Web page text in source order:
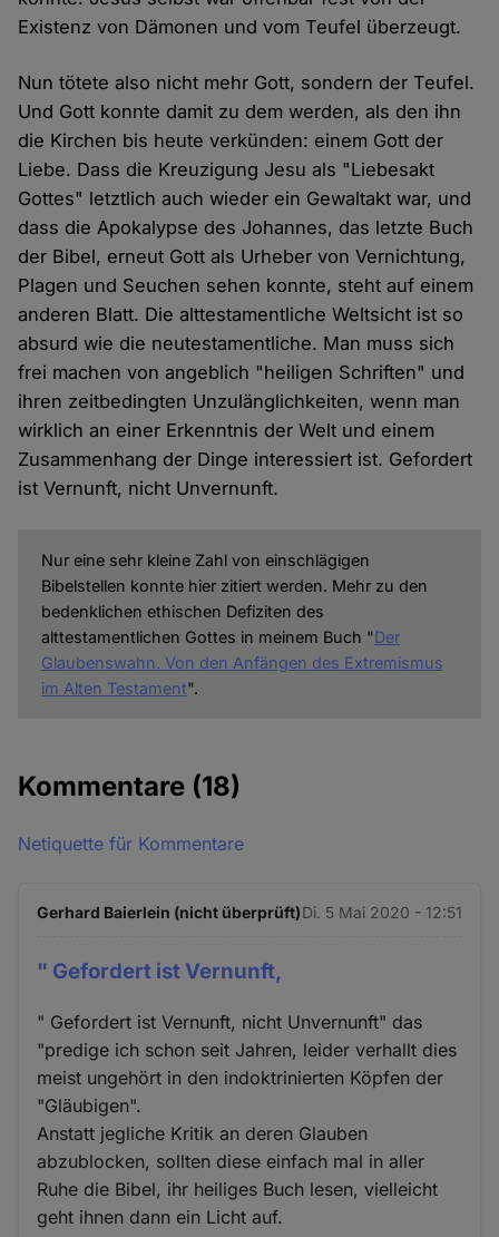
Existenz von Dämonen und vom Teufel überzeugt.
Nun tötete also nicht mehr Gott, sondern der Teufel.
Und Gott konnte damit zu dem werden, als den ihn
die Kirchen bis heute verkünden: einem Gott der
Liebe. Dass die Kreuzigung Jesu als "Liebesakt
Gottes" letztlich auch wieder ein Gewaltakt war, und
dass die Apokalypse des Johannes, das letzte Buch
der Bibel, erneut Gott als Urheber von Vernichtung,
Plagen und Seuchen sehen konnte, steht auf einem
anderen Blatt. Die alttestamentliche Weltsicht ist so
absurd wie die neutestamentliche. Man muss sich
frei machen von angeblich "heiligen Schriften" und
ihren zeitbedingten Unzulänglichkeiten, wenn man
wirklich an einer Erkenntnis der Welt und einem
Zusammenhang der Dinge interessiert ist. Gefordert
ist Vernunft, nicht Unvernunft.
Nur eine sehr kleine Zahl von einschlägigen
Bibelstellen konnte hier zitiert werden. Mehr zu den
bedenklichen ethischen Defiziten des
alttestamentlichen Gottes in meinem Buch "Der
Glaubenswahn. Von den Anfängen des Extremismus
im Alten Testament".
Kommentare (18)
Netiquette für Kommentare
Gerhard Baierlein (nicht überprüft)Di. 5 Mai 2020 - 12:51
" Gefordert ist Vernunft,
" Gefordert ist Vernunft, nicht Unvernunft" das
"predige ich schon seit Jahren, leider verhallt dies
meist ungehört in den indoktrinierten Köpfen der
"Gläubigen".
Anstatt jegliche Kritik an deren Glauben
abzublocken, sollten diese einfach mal in aller
Ruhe die Bibel, ihr heiliges Buch lesen, vielleicht
geht ihnen dann ein Licht auf.